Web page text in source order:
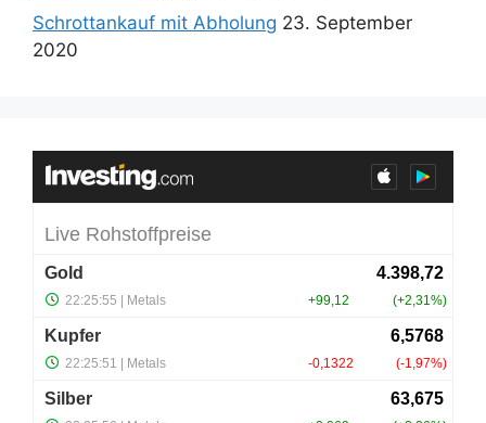
Schrottankauf mit Abholung 23. September
2020